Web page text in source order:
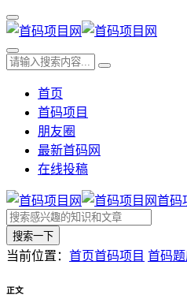
首页
首码项目
朋友圈
最新首码网
在线投稿
首码
搜索一下
当前位置： 首页首码项目 首码
正文